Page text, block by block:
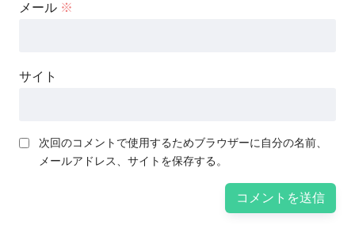
メール ※
サイト
次回のコメントで使用するためブラウザーに自分の名前、
メールアドレス、サイトを保存する。